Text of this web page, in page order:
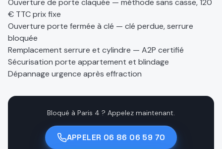
Ouverture de porte claquée — méthode sans casse, 120
€ TTC prix fixe
Ouverture porte fermée à clé — clé perdue, serrure
bloquée
Remplacement serrure et cylindre — A2P certifié
Sécurisation porte appartement et blindage
Dépannage urgence après effraction
Bloqué à Paris 4 ? Appelez maintenant.
APPELER 06 86 06 59 70